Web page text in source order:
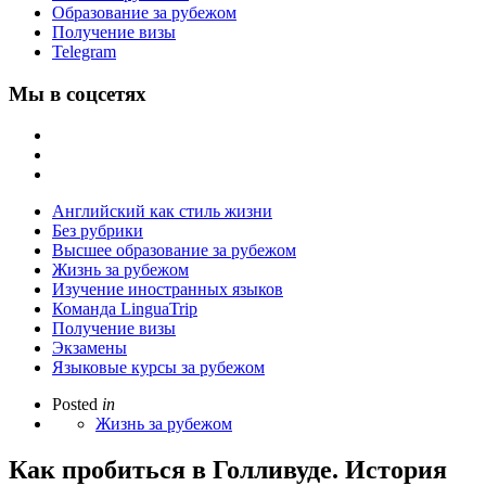
Образование за рубежом
Получение визы
Telegram
Мы в соцсетях
Английский как стиль жизни
Без рубрики
Высшее образование за рубежом
Жизнь за рубежом
Изучение иностранных языков
Команда LinguaTrip
Получение визы
Экзамены
Языковые курсы за рубежом
Posted in
Жизнь за рубежом
Как пробиться в Голливуде. История